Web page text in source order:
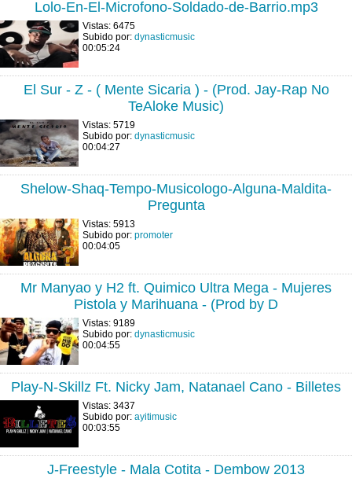
Lolo-En-El-Microfono-Soldado-de-Barrio.mp3
Vistas: 6475
Subido por: dynasticmusic
00:05:24
El Sur - Z - ( Mente Sicaria ) - (Prod. Jay-Rap No
TeAloke Music)
Vistas: 5719
Subido por: dynasticmusic
00:04:27
Shelow-Shaq-Tempo-Musicologo-Alguna-Maldita-
Pregunta
Vistas: 5913
Subido por: promoter
00:04:05
Mr Manyao y H2 ft. Quimico Ultra Mega - Mujeres
Pistola y Marihuana - (Prod by D
Vistas: 9189
Subido por: dynasticmusic
00:04:55
Play-N-Skillz Ft. Nicky Jam, Natanael Cano - Billetes
Vistas: 3437
Subido por: ayitimusic
00:03:55
J-Freestyle - Mala Cotita - Dembow 2013